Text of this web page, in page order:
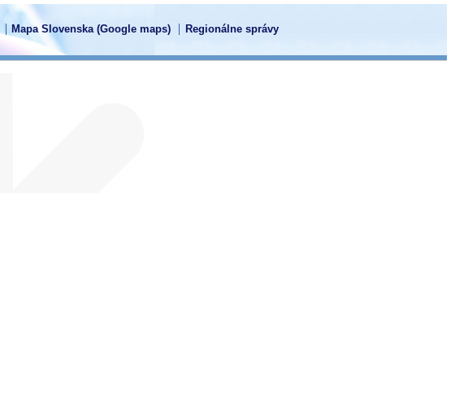
Mapa Slovenska (Google maps) Regionálne správy